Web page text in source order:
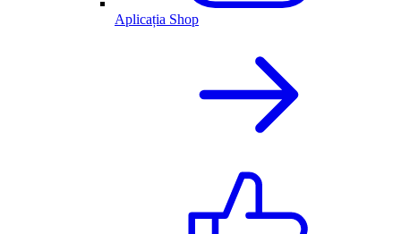
Aplicația Shop